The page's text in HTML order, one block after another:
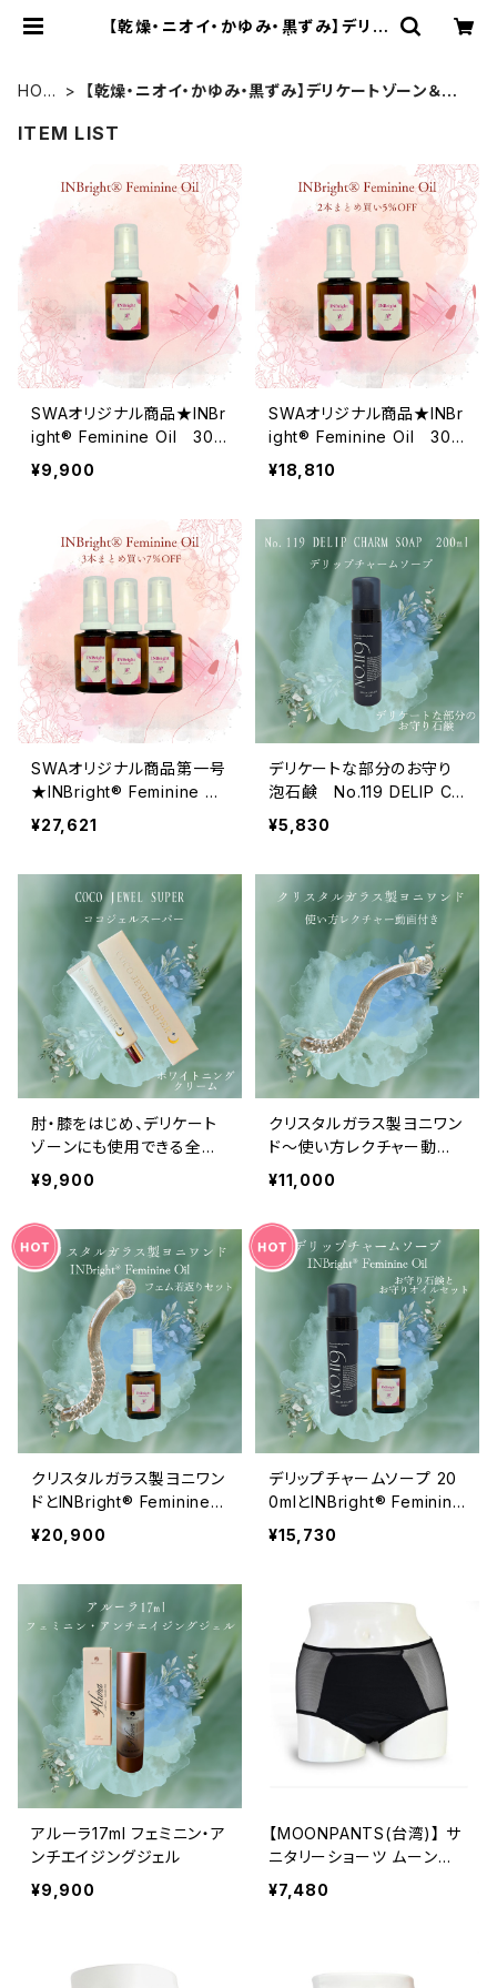
【乾燥・ニオイ・かゆみ・黒ずみ】デリケ
HOM
【乾燥・ニオイ・かゆみ・黒ずみ】デリケートゾーン＆フェ
ITEM LIST
SWAオリジナル商品★INBr
ight® Feminine Oil 30m
l 送料無料
¥9,900
SWAオリジナル商品★INBr
ight® Feminine Oil 30m
l ２本セット ５％OFF
送料無料
¥18,810
SWAオリジナル商品第一号
★INBright® Feminine Oil
30ml 3本セット ７％O
FF 送料無料
¥27,621
デリケートな部分のお守り
泡石鹸 No.119 DELIP CH
ARM SOAPデリップチャー
ムソープ 200ml
¥5,830
肘・膝をはじめ、デリケート
ゾーンにも使用できる全身
美白クリーム coco jewe
l super+ ホワイトニング
¥9,900
クリスタルガラス製ヨニワン
ド〜使い方レクチャー動画
付き
¥11,000
クリスタルガラス製ヨニワン
ドとINBright® Feminine
Oil 30mlセット～送料無
¥20,900
デリップチャームソープ 20
0mlとINBright® Feminine
Oil 30mlのセット～送料
無料
¥15,730
アルーラ17ml フェミニン・ア
ンチエイジングジェル
¥9,900
【MOONPANTS(台湾)】 サ
ニタリーショーツ ムーンパ
ンツハイウエストブラック
¥7,480